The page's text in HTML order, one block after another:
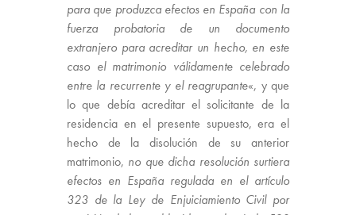
para que produzca efectos en España con la
fuerza probatoria de un documento
extranjero para acreditar un hecho, en este
caso el matrimonio válidamente celebrado
entre la recurrente y el reagrupante«, y que
lo que debía acreditar el solicitante de la
residencia en el presente supuesto, era el
hecho de la disolución de su anterior
matrimonio, no que dicha resolución surtiera
efectos en España regulada en el artículo
323 de la Ley de Enjuiciamiento Civil por